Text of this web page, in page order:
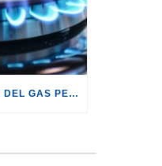
GAS: +19,2% LE BOLLETTE DEL GAS PER I CLIENTI IN SERVIZIO DI VULNERABILITÀ.